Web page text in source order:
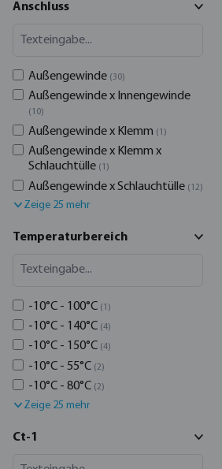
Anschluss
Außengewinde (30)
Außengewinde x Innengewinde
(10)
Außengewinde x Klemm (1)
Außengewinde x Klemm x
Schlauchtülle (1)
Außengewinde x Schlauchtülle (12)
Zeige 25 mehr
Temperaturbereich
-10°C - 100°C (1)
-10°C - 140°C (4)
-10°C - 150°C (4)
-10°C - 55°C (2)
-10°C - 80°C (2)
Zeige 25 mehr
Ct-1